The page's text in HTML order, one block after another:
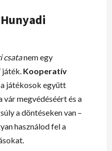
csatanem egy
Kooperatív
a játékosok együtt
megvédéséért és a
a döntéseken van –
használod fel a